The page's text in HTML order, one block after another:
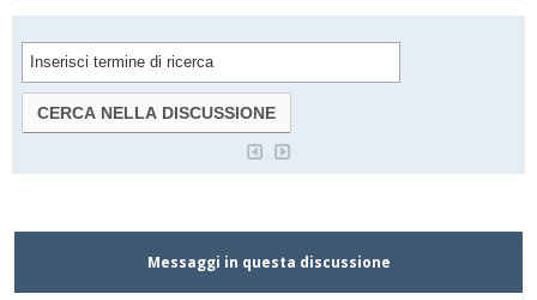
Messaggi in questa discussione